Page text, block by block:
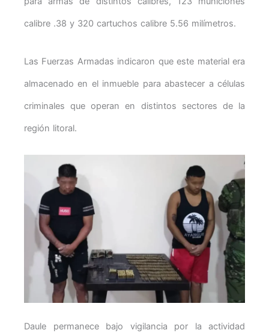
calibre .38 y 320 cartuchos calibre 5.56 milímetros.
Las Fuerzas Armadas indicaron que este material era
almacenado en el inmueble para abastecer a células
criminales que operan en distintos sectores de la
región litoral.
Daule permanece bajo vigilancia por la actividad